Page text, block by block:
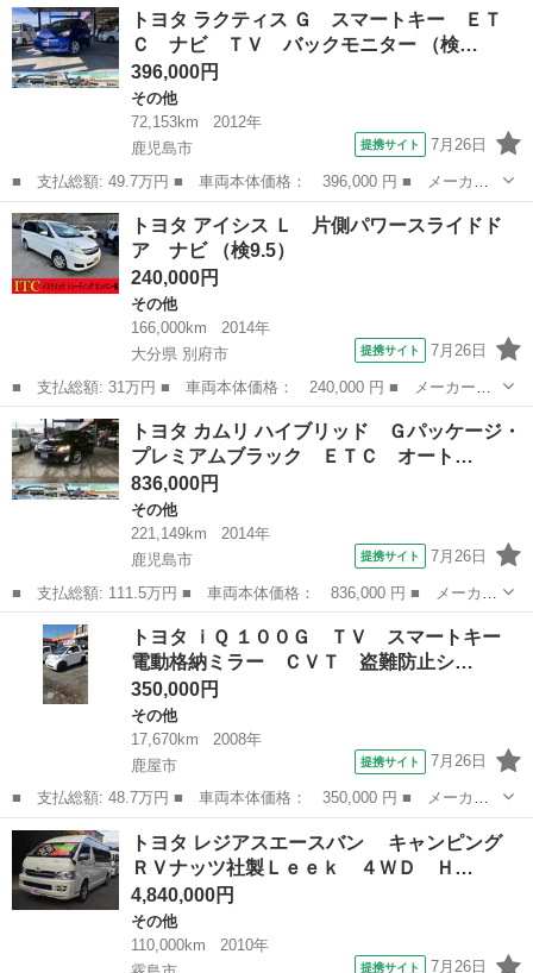
Ｔ ４ＷＤ アルミホイール オートライト ＨＩＤ ターボ キー
レスエントリ...
鹿児島 霧島市 その他
トヨタ ラクティス Ｇ スマートキー ＥＴ
Ｃ ナビ ＴＶ バックモニター （検…
396,000円
その他
72,153km
2012年
鹿児島市
提携サイト 7月26日
■ 支払総額: 49.7万円 ■ 車両本体価格： 396,000 円 ■ メーカー
名： トヨタ ■ 車種名： ラクティス ■ グレード名： Ｇ スマ
ートキー ＥＴＣ ナビ ＴＶ バックモニター ■ 排気量：
1300cc ...
鹿児島 鹿児島市 その他
トヨタ アイシス Ｌ 片側パワースライドド
ア ナビ （検9.5）
240,000円
その他
166,000km
2014年
大分県 別府市
提携サイト 7月26日
■ 支払総額: 31万円 ■ 車両本体価格： 240,000 円 ■ メーカー
名： トヨタ ■ 車種名： アイシス ■ グレード名： Ｌ 片側パ
ワースライドドア ナビ ■ 排気量： 1800cc ■ ドア枚数： 5D
■ ...
大分 別府市 その他
トヨタ カムリ ハイブリッド Ｇパッケージ・
プレミアムブラック ＥＴＣ オート…
836,000円
その他
221,149km
2014年
鹿児島市
提携サイト 7月26日
■ 支払総額: 111.5万円 ■ 車両本体価格： 836,000 円 ■ メーカー
名： トヨタ ■ 車種名： カムリ ■ グレード名： ハイブリッ
ド Ｇパッケージ・プレミアムブラック ＥＴＣ オートクルーズコ
ントロール ...
鹿児島 鹿児島市 その他
トヨタ ｉＱ １００Ｇ ＴＶ スマートキー
電動格納ミラー ＣＶＴ 盗難防止シ…
350,000円
その他
17,670km
2008年
鹿屋市
提携サイト 7月26日
■ 支払総額: 48.7万円 ■ 車両本体価格： 350,000 円 ■ メーカー
名： トヨタ ■ 車種名： ｉＱ ■ グレード名： １００Ｇ Ｔ
Ｖ スマートキー 電動格納ミラー ＣＶＴ 盗難防止システム 衝
突安全ボディ ...
鹿児島 鹿屋市 その他
トヨタ レジアスエースバン キャンピング
ＲＶナッツ社製Ｌｅｅｋ ４ＷＤ Ｈ…
4,840,000円
その他
110,000km
2010年
提携サイト 7月26日